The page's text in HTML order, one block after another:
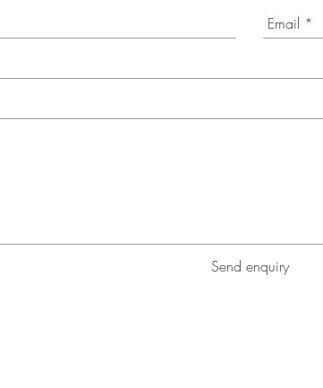
Send enquiry